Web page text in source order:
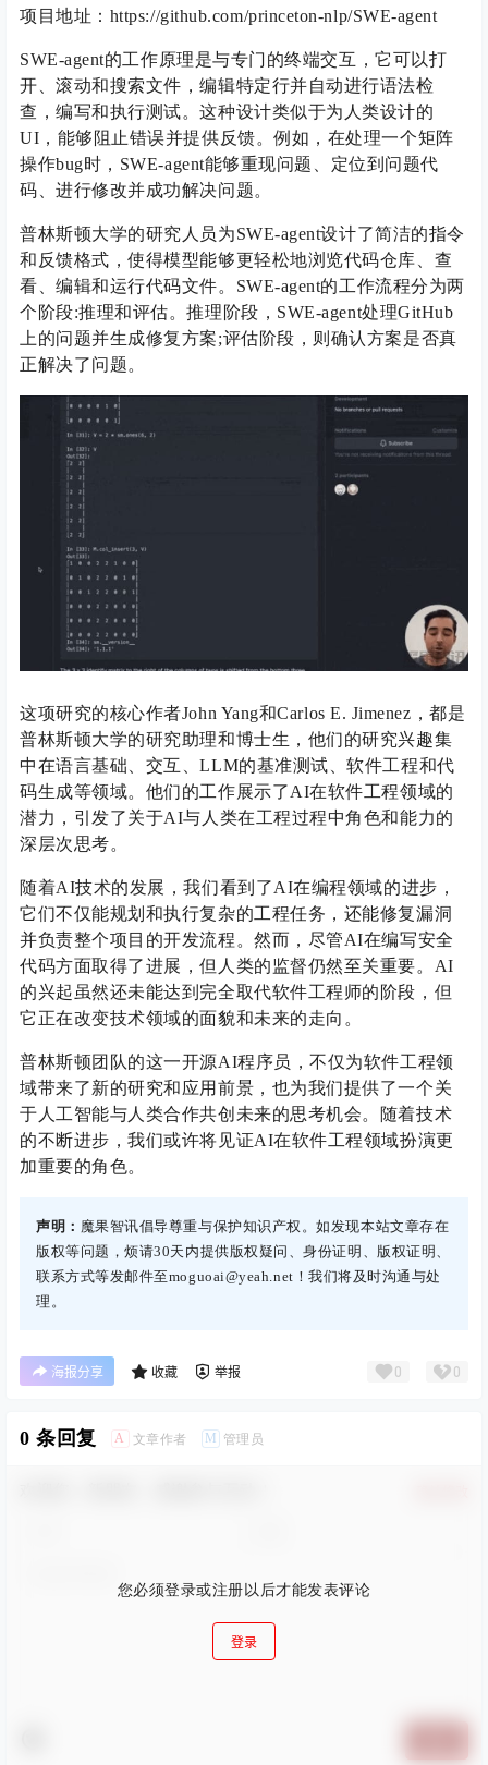
项目地址：https://github.com/princeton-nlp/SWE-agent
SWE-agent的工作原理是与专门的终端交互，它可以打
开、滚动和搜索文件，编辑特定行并自动进行语法检
查，编写和执行测试。这种设计类似于为人类设计的
UI，能够阻止错误并提供反馈。例如，在处理一个矩阵
操作bug时，SWE-agent能够重现问题、定位到问题代
码、进行修改并成功解决问题。
普林斯顿大学的研究人员为SWE-agent设计了简洁的指令
和反馈格式，使得模型能够更轻松地浏览代码仓库、查
看、编辑和运行代码文件。SWE-agent的工作流程分为两
个阶段:推理和评估。推理阶段，SWE-agent处理GitHub
上的问题并生成修复方案;评估阶段，则确认方案是否真
正解决了问题。
这项研究的核心作者John Yang和Carlos E. Jimenez，都是
普林斯顿大学的研究助理和博士生，他们的研究兴趣集
中在语言基础、交互、LLM的基准测试、软件工程和代
码生成等领域。他们的工作展示了AI在软件工程领域的
潜力，引发了关于AI与人类在工程过程中角色和能力的
深层次思考。
随着AI技术的发展，我们看到了AI在编程领域的进步，
它们不仅能规划和执行复杂的工程任务，还能修复漏洞
并负责整个项目的开发流程。然而，尽管AI在编写安全
代码方面取得了进展，但人类的监督仍然至关重要。AI
的兴起虽然还未能达到完全取代软件工程师的阶段，但
它正在改变技术领域的面貌和未来的走向。
普林斯顿团队的这一开源AI程序员，不仅为软件工程领
域带来了新的研究和应用前景，也为我们提供了一个关
于人工智能与人类合作共创未来的思考机会。随着技术
的不断进步，我们或许将见证AI在软件工程领域扮演更
加重要的角色。
声明： 魔果智讯倡导尊重与保护知识产权。如发现本站文章存在
版权等问题，烦请30天内提供版权疑问、身份证明、版权证明、
联系方式等发邮件至moguoai@yeah.net！我们将及时沟通与处
理。
海报分享 收藏 举报 0 0
0 条回复 A 文章作者 M 管理员
您必须登录或注册以后才能发表评论
登录